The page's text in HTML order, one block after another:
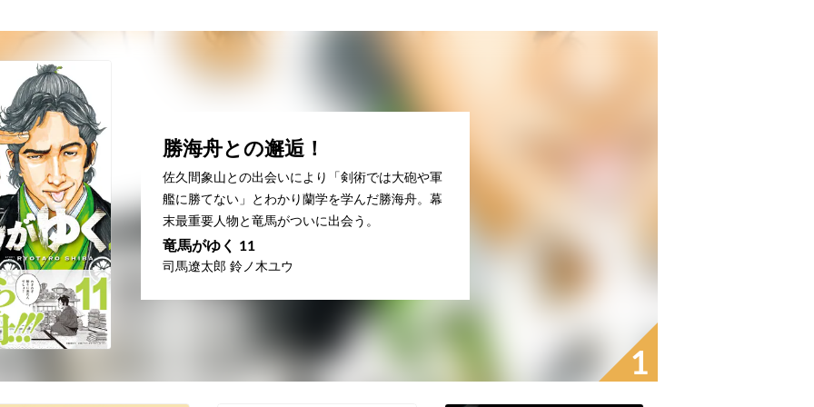
1
勝海舟との邂逅！
佐久間象山との出会いにより「剣術では大砲や軍
艦に勝てない」とわかり蘭学を学んだ勝海舟。幕
末最重要人物と竜馬がついに出会う。
竜馬がゆく 11
司馬遼太郎 鈴ノ木ユウ